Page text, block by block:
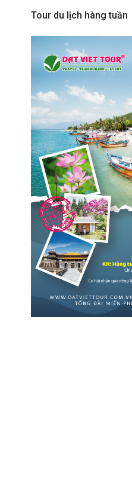
Tour du lịch hàng tuần